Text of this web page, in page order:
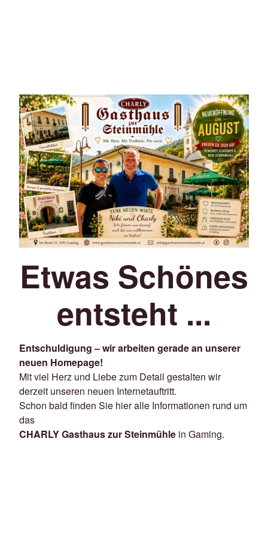
Etwas Schönes
entsteht ...
Entschuldigung – wir arbeiten gerade an unserer
neuen Homepage!
Mit viel Herz und Liebe zum Detail gestalten wir
derzeit unseren neuen Internetauftritt.
Schon bald finden Sie hier alle Informationen rund um
das
CHARLY Gasthaus zur Steinmühle in Gaming.